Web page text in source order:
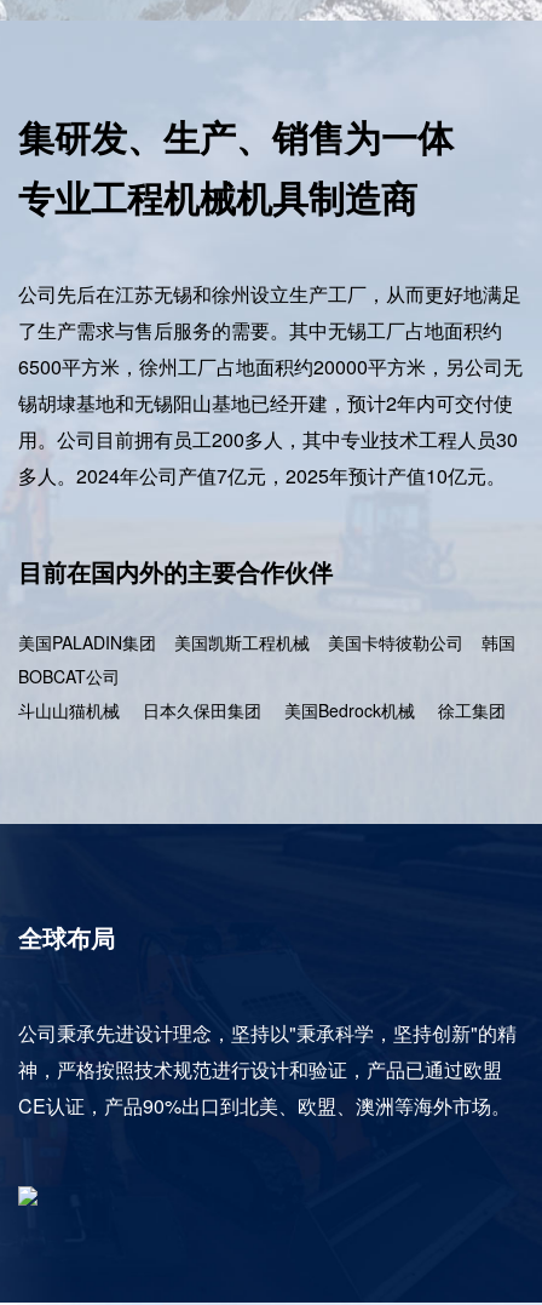
集研发、生产、销售为一体
专业工程机械机具制造商
公司先后在江苏无锡和徐州设立生产工厂，从而更好地满足
了生产需求与售后服务的需要。其中无锡工厂占地面积约
6500平方米，徐州工厂占地面积约20000平方米，另公司无
锡胡埭基地和无锡阳山基地已经开建，预计2年内可交付使
用。公司目前拥有员工200多人，其中专业技术工程人员30
多人。2024年公司产值7亿元，2025年预计产值10亿元。
目前在国内外的主要合作伙伴
美国PALADIN集团 美国凯斯工程机械 美国卡特彼勒公司
韩国
BOBCAT公司
斗山山猫机械
日本久保田集团 美国Bedrock机械 徐工集团
全球布局
公司秉承先进设计理念，坚持以"秉承科学，坚持创新"的精
神，严格按照技术规范进行设计和验证，产品已通过欧盟
CE认证，产品90%出口到北美、欧盟、澳洲等海外市场。